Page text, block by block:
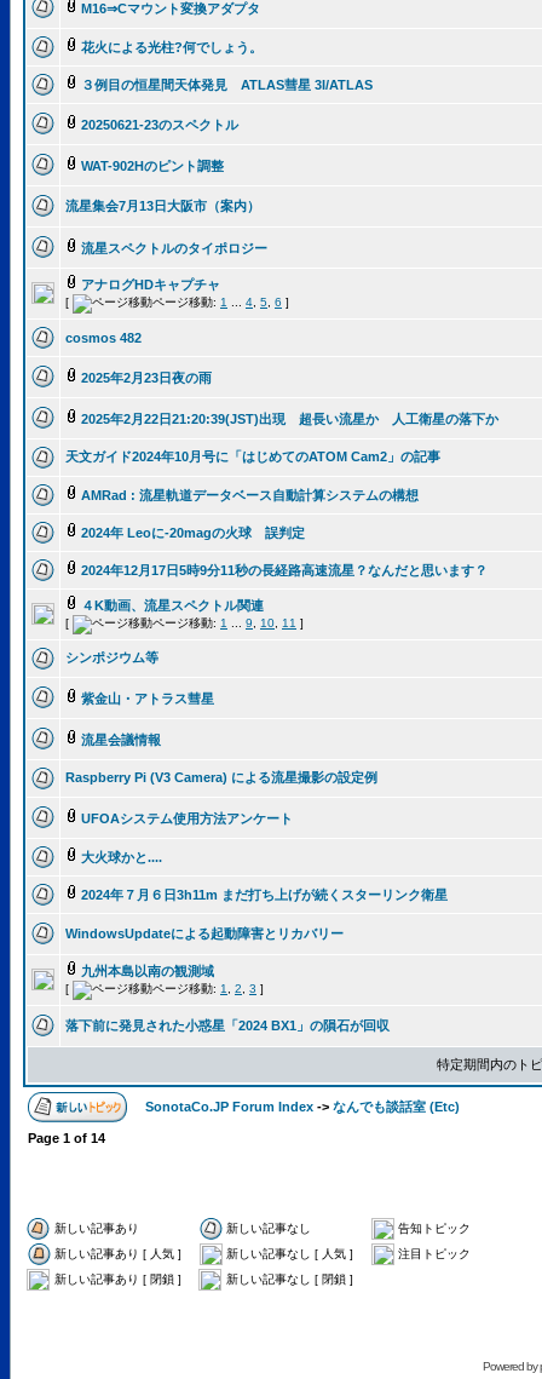
M16⇒Cマウント変換アダプタ
花火による光柱?何でしょう。
３例目の恒星間天体発見 ATLAS彗星 3I/ATLAS
20250621-23のスペクトル
WAT-902Hのピント調整
流星集会7月13日大阪市（案内）
流星スペクトルのタイポロジー
アナログHDキャプチャ
[ ページ移動: 1 4 5 6 ]
cosmos 482
2025年2月23日夜の雨
2025年2月22日21:20:39(JST)出現 超長い流星か 人工衛星の落下か
天文ガイド2024年10月号に「はじめてのATOM Cam2」の記事
AMRad : 流星軌道データベース自動計算システムの構想
2024年 Leoに-20magの火球 誤判定
2024年12月17日5時9分11秒の長経路高速流星？なんだと思います？
４K動画、流星スペクトル関連
[ ページ移動: 1 9 10 11 ]
シンポジウム等
紫金山・アトラス彗星
流星会議情報
Raspberry Pi (V3 Camera) による流星撮影の設定例
UFOAシステム使用方法アンケート
大火球かと....
2024年７月６日3h11m まだ打ち上げが続くスターリンク衛星
WindowsUpdateによる起動障害とリカバリー
九州本島以南の観測域
[ ページ移動: 1 2 3 ]
落下前に発見された小惑星「2024 BX1」の隕石が回収
特定期間内のト
SonotaCo.JP Forum Index -> なんでも談話室 (Etc)
Page 1 of 14
新しい記事あり 新しい記事なし
告知トピック
新しい記事あり [ 人気 ]
新しい記事なし [ 人気 ]
注目トピック
新しい記事あり [ 閉鎖 ]
新しい記事なし [ 閉鎖 ]
Powered by